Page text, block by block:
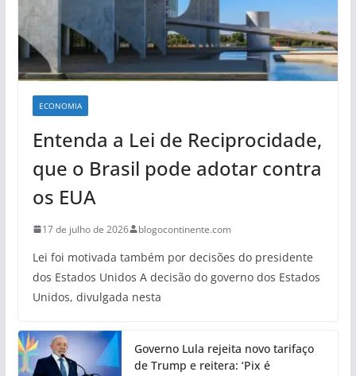
ECONOMIA
Entenda a Lei de Reciprocidade,
que o Brasil pode adotar contra
os EUA
17 de julho de 2026 blogocontinente.com
Lei foi motivada também por decisões do presidente
dos Estados Unidos A decisão do governo dos Estados
Unidos, divulgada nesta
Governo Lula rejeita novo tarifaço
de Trump e reitera: ‘Pix é